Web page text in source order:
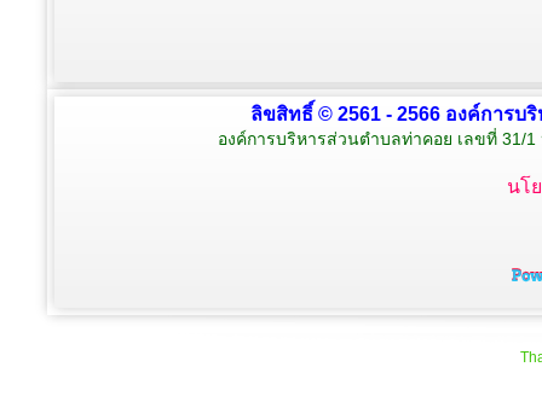
ลิขสิทธิ์ © 2561 - 2566 องค์การบ
องค์การบริหารส่วนตำบลท่าคอย เลขที่ 31/
นโ